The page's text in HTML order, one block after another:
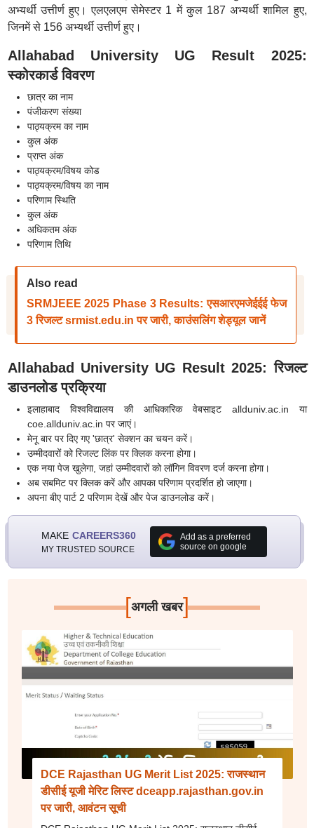
अभ्यर्थी उत्तीर्ण हुए। एलएलएम सेमेस्टर 1 में कुल 187 अभ्यर्थी शामिल हुए,
जिनमें से 156 अभ्यर्थी उत्तीर्ण हुए।
Allahabad University UG Result 2025:
स्कोरकार्ड विवरण
छात्र का नाम
पंजीकरण संख्या
पाठ्यक्रम का नाम
कुल अंक
प्राप्त अंक
पाठ्यक्रम/विषय कोड
पाठ्यक्रम/विषय का नाम
परिणाम स्थिति
कुल अंक
अधिकतम अंक
परिणाम तिथि
Also read
SRMJEEE 2025 Phase 3 Results: एसआरएमजेईईई फेज
3 रिजल्ट srmist.edu.in पर जारी, काउंसलिंग शेड्यूल जानें
Allahabad University UG Result 2025: रिजल्ट
डाउनलोड प्रक्रिया
इलाहाबाद विश्वविद्यालय की आधिकारिक वेबसाइट allduniv.ac.in या
coe.allduniv.ac.in पर जाएं।
मेनू बार पर दिए गए 'छात्र' सेक्शन का चयन करें।
उम्मीदवारों को रिजल्ट लिंक पर क्लिक करना होगा।
एक नया पेज खुलेगा, जहां उम्मीदवारों को लॉगिन विवरण दर्ज करना होगा।
अब सबमिट पर क्लिक करें और आपका परिणाम प्रदर्शित हो जाएगा।
अपना बीए पार्ट 2 परिणाम देखें और पेज डाउनलोड करें।
MAKE CAREERS360
MY TRUSTED SOURCE
Add as a preferred
source on google
[अगली खबर]
DCE Rajasthan UG Merit List 2025: राजस्थान
डीसीई यूजी मेरिट लिस्ट dceapp.rajasthan.gov.in
पर जारी, आवंटन सूची